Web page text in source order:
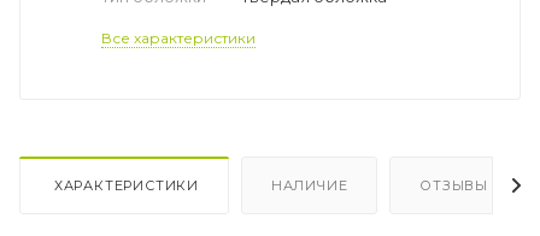
Все характеристики
ХАРАКТЕРИСТИКИ НАЛИЧИЕ ОТЗЫВЫ